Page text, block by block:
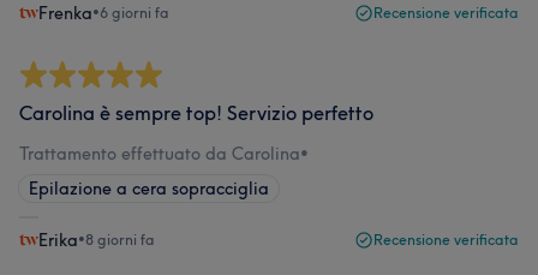
Frenka•6 giorni fa Recensione verificata
Carolina è sempre top! Servizio perfetto
Trattamento effettuato da Carolina•
Epilazione a cera sopracciglia
Erika•8 giorni fa Recensione verificata